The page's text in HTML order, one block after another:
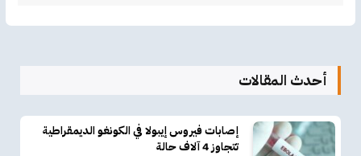
أحدث المقالات
إصابات فيروس إيبولا في الكونغو الديمقراطية
تتجاوز 4 آلاف حالة